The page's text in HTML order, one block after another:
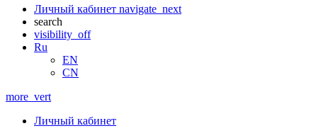
Личный кабинет navigate_next
search
visibility_off
Ru
EN
CN
more_vert
Личный кабинет